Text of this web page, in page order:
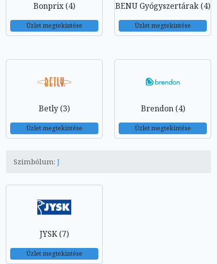
Bonprix (4)
Üzlet megtekintése
BENU Gyógyszertárak (4)
Üzlet megtekintése
Betly (3)
Üzlet megtekintése
Brendon (4)
Üzlet megtekintése
Szimbólum: J
JYSK (7)
Üzlet megtekintése